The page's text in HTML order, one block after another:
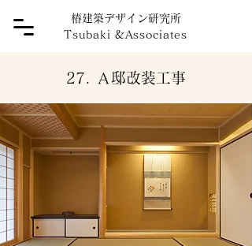
椿建築デザイン研究所
Tsubaki &Associates
27. Ａ邸改装工事